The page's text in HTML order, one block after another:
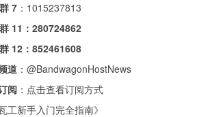
7 ： 1015237813
11： 280724862
12： 852461608
道 ： @BandwagonHostNews
阅 ： 点击查看订阅方式
工新手入门完全指南》